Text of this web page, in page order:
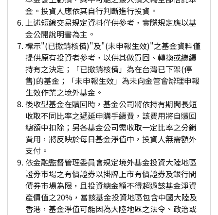
金。投資人應依其自行判斷進行投資。
上述短線交易規定資料僅供參考，實際規定應以基
金公開說明書為主。
標示"(已撤銷核備)"及"(未申報生效)"之基金資料僅
提供原有投資者參考，以供其做買回、轉換或繼續
持有之決定；「已撤銷核備」為在台灣已下架(停
售)的基金；「未申報生效」為未向金管會辦理申報
生效作業之境外基金。
後收型基金在贖回時，基金公司將依持有期間長短
收取不同比率之遞延申購手續費，該費用將自贖回
總額中扣除；另各基金公司需收取一定比率之分銷
費用，將反映於每日基金淨值中，投資人無需額外
支付。
依金融監督管理委員會規定境外基金投資大陸地區
證券市場之有價證券以掛牌上市有價證券及銀行間
債券市場為限，且投資總金額不得超過該基金淨資
產價值之20%，當該基金投資地區包含中國大陸及
香港，基金淨值可能因為大陸地區之法令、政治或